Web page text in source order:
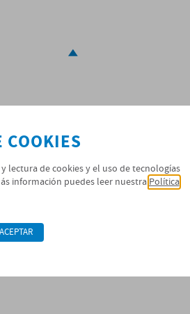
la
a la
COOKIES
lectura de cookies y el uso de tecnologías
información puedes leer nuestra Política
ACEPTAR